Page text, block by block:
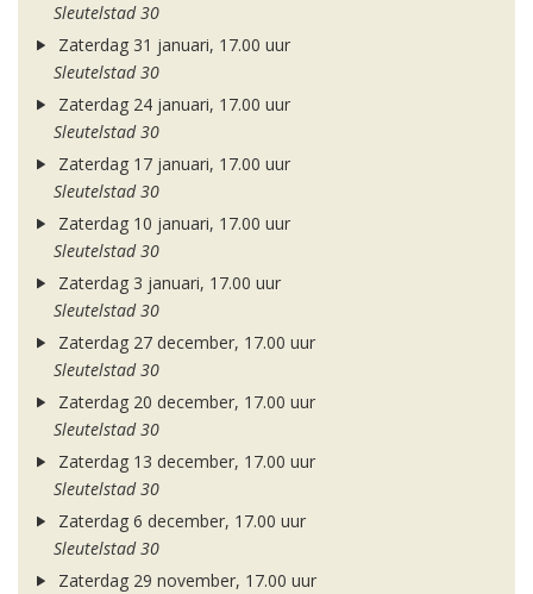
Sleutelstad 30
Zaterdag 31 januari, 17.00 uur
Sleutelstad 30
Zaterdag 24 januari, 17.00 uur
Sleutelstad 30
Zaterdag 17 januari, 17.00 uur
Sleutelstad 30
Zaterdag 10 januari, 17.00 uur
Sleutelstad 30
Zaterdag 3 januari, 17.00 uur
Sleutelstad 30
Zaterdag 27 december, 17.00 uur
Sleutelstad 30
Zaterdag 20 december, 17.00 uur
Sleutelstad 30
Zaterdag 13 december, 17.00 uur
Sleutelstad 30
Zaterdag 6 december, 17.00 uur
Sleutelstad 30
Zaterdag 29 november, 17.00 uur